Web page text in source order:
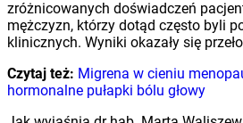
zróżnicowanych doświadczeń
mężczyzn, którzy dotąd często byli
klinicznych. Wyniki okazały się
Czytaj też: Migrena w cieniu
hormonalne pułapki bólu głowy